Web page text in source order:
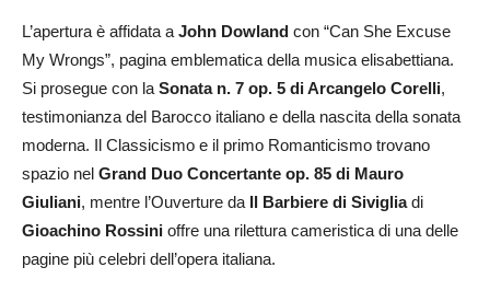
L’apertura è affidata a John Dowland con “Can She Excuse
My Wrongs”, pagina emblematica della musica elisabettiana.
Si prosegue con la Sonata n. 7 op. 5 di Arcangelo Corelli,
testimonianza del Barocco italiano e della nascita della sonata
moderna. Il Classicismo e il primo Romanticismo trovano
spazio nel Grand Duo Concertante op. 85 di Mauro
Giuliani, mentre l’Ouverture da Il Barbiere di Sivigliadi
Gioachino Rossini offre una rilettura cameristica di una delle
pagine più celebri dell’opera italiana.